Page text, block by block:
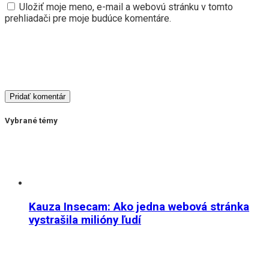
Uložiť moje meno, e-mail a webovú stránku v tomto
prehliadači pre moje budúce komentáre.
Vybrané témy
Kauza Insecam: Ako jedna webová stránka
vystrašila milióny ľudí